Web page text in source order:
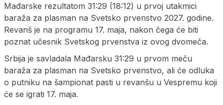
Mađarske rezultatom 31:29 (18:12) u prvoj utakmici
baraža za plasman na Svetsko prvenstvo 2027. godine.
Revanš je na programu 17. maja, nakon čega će biti
poznat učesnik Svetskog prvenstva iz ovog dvomeča.
Srbija je savladala Mađarsku 31:29 u prvom meču
baraža za plasman na Svetsko prvenstvo, ali će odluka
o putniku na šampionat pasti u revanšu u Vespremu koji
će se igrati 17. maja.